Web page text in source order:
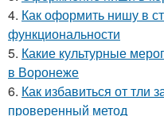
4. Как оформить нишу в
функциональности
5. Какие культурные
в Воронеже
6. Как избавиться от тли
проверенный метод